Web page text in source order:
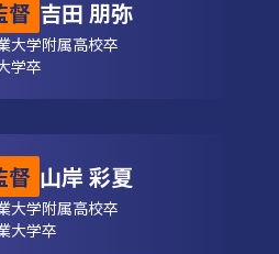
督 吉田 朋弥
大学附属高校卒
学卒
督 山岸 彩夏
大学附属高校卒
大学卒